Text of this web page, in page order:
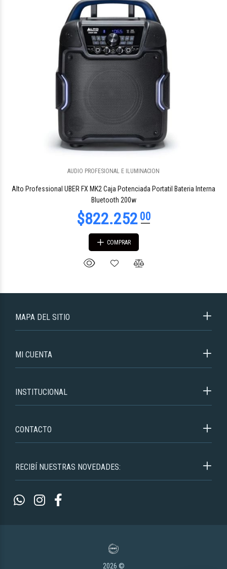
AUDIO PROFESIONAL E ILUMINACION
Alto Professional UBER FX MK2 Caja Potenciada Portatil Bateria Interna
Bluetooth 200w
COMPRAR
RECIBÍ NUESTRAS NOVEDADES:
MAPA DEL SITIO
MI CUENTA
INSTITUCIONAL
CONTACTO
2026 ©